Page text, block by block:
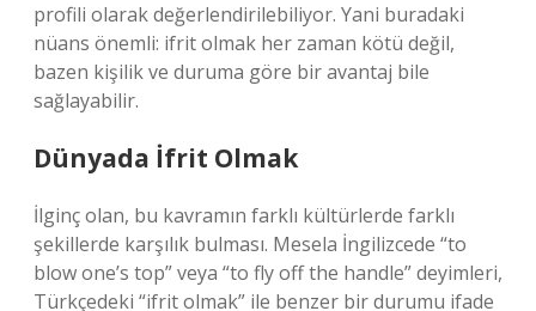
profili olarak değerlendirilebiliyor. Yani buradaki
nüans önemli: ifrit olmak her zaman kötü değil,
bazen kişilik ve duruma göre bir avantaj bile
sağlayabilir.
Dünyada İfrit Olmak
İlginç olan, bu kavramın farklı kültürlerde farklı
şekillerde karşılık bulması. Mesela İngilizcede “to
blow one’s top” veya “to fly off the handle” deyimleri,
Türkçedeki “ifrit olmak” ile benzer bir durumu ifade